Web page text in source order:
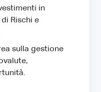
in
Rischi e
sulla gestione